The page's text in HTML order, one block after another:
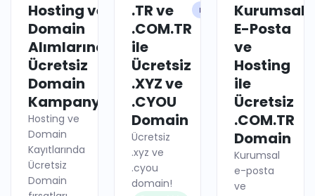
Hosting ve
Domain
Alımlarında
Ücretsiz
Domain
Kampanyaları
HOSTING
Hosting ve
Domain
Kayıtlarında
Ücretsiz
Domain
.TR ve
.COM.TR
ile
Ücretsiz
.XYZ ve
.CYOU
Domain
DOMAIN
Ücretsiz
.xyz ve
.cyou
domain!
Kurumsal
E-Posta
ve
Hosting
ile
Ücretsiz
.COM.TR
Domain
Kurumsal
e-posta
ve